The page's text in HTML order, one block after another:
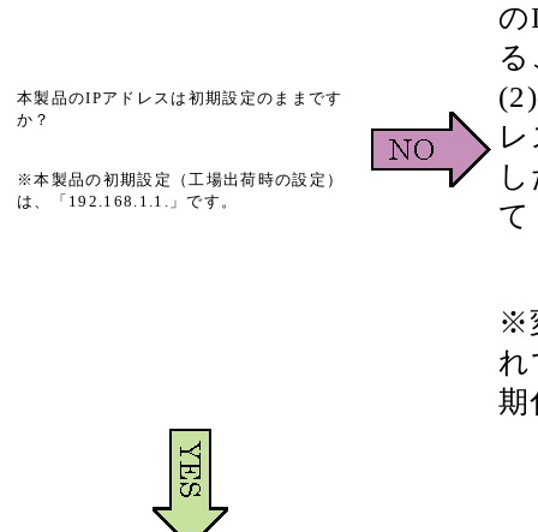
本製品のIPアドレスは初期設定のままです
か？
※本製品の初期設定（工場出荷時の設定）
は、「192.168.1.1.」です。
※
れ
期